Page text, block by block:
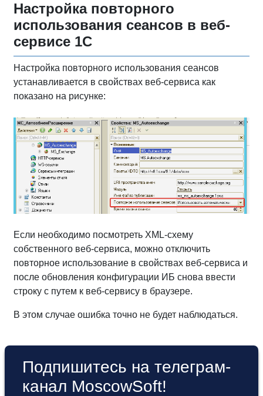
Настройка повторного
использования сеансов в веб-
сервисе 1С
Настройка повторного использования сеансов
устанавливается в свойствах веб-сервиса как
показано на рисунке:
Если необходимо посмотреть XML-схему
собственного веб-сервиса, можно отключить
повторное использование в свойствах веб-сервиса и
после обновления конфигурации ИБ снова ввести
строку с путем к веб-сервису в браузере.
В этом случае ошибка точно не будет наблюдаться.
Подпишитесь на телеграм-
канал MoscowSoft!